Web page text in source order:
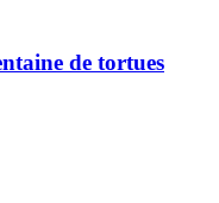
de tortues